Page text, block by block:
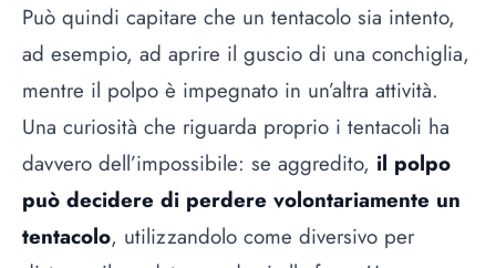
Può quindi capitare che un tentacolo sia intento,
ad esempio, ad aprire il guscio di una conchiglia,
mentre il polpo è impegnato in un’altra attività.
Una curiosità che riguarda proprio i tentacoli ha
davvero dell’impossibile: se aggredito, il polpo
può decidere di perdere volontariamente un
tentacolo, utilizzandolo come diversivo per